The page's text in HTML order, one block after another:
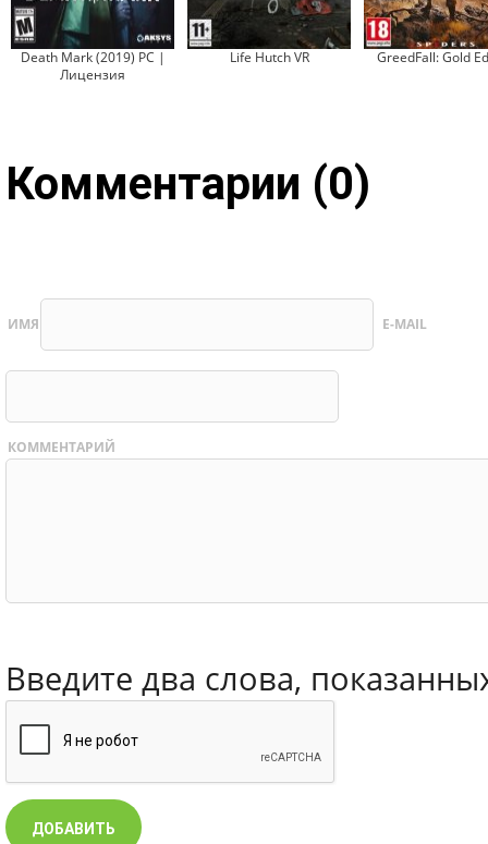
Death Mark (2019) PC |
Лицензия
Life Hutch VR GreedFall: Gold
Комментарии (0)
ИМЯ E-MAIL
КОММЕНТАРИЙ
Введите два слова,